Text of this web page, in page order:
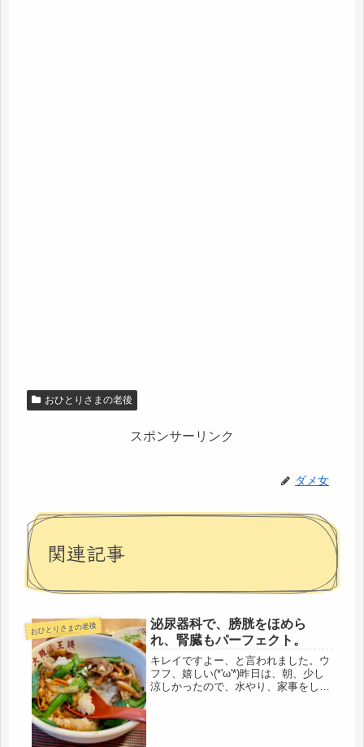
おひとりさまの老後
スポンサーリンク
ダメ女
関連記事
おひとりさまの老後
泌尿器科で、膀胱をほめら
れ、腎臓もパーフェクト。
キレイですよー、と言われました。ウ
フフ、嬉しい(*'ω'*)昨日は、朝、少し
涼しかったので、水やり、家事をして